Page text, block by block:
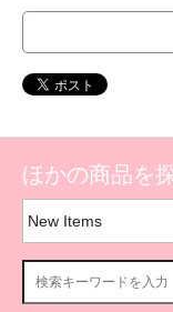
ほかの商品を